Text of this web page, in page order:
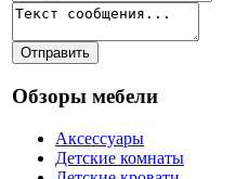
Обзоры мебели
Аксессуары
Детские комнаты